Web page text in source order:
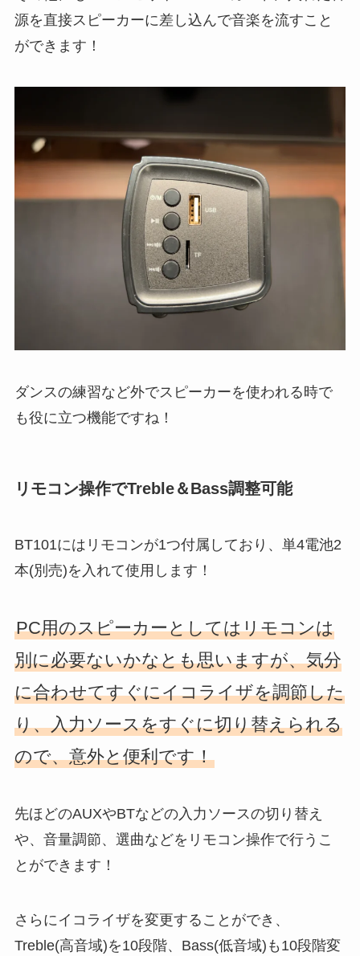
源を直接スピーカーに差し込んで音楽を流すこと
ができます！
ダンスの練習など外でスピーカーを使われる時で
も役に立つ機能ですね！
リモコン操作でTreble＆Bass調整可能
BT101にはリモコンが1つ付属しており、単4電池2
本(別売)を入れて使用します！
PC用のスピーカーとしてはリモコンは
別に必要ないかなとも思いますが、気分
に合わせてすぐにイコライザを調節した
り、入力ソースをすぐに切り替えられる
ので、意外と便利です！
先ほどのAUXやBTなどの入力ソースの切り替え
や、音量調節、選曲などをリモコン操作で行うこ
とができます！
さらにイコライザを変更することができ、
Treble(高音域)を10段階、Bass(低音域)も10段階変